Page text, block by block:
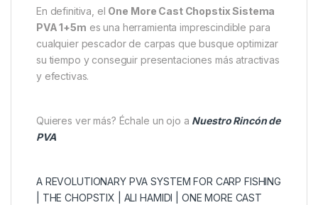
En definitiva, el One More Cast Chopstix Sistema
PVA 1+5m es una herramienta imprescindible para
cualquier pescador de carpas que busque optimizar
su tiempo y conseguir presentaciones más atractivas
y efectivas.
Quieres ver más? Échale un ojo a Nuestro Rincón de
PVA
A REVOLUTIONARY PVA SYSTEM FOR CARP FISHING
| THE CHOPSTIX | ALI HAMIDI | ONE MORE CAST